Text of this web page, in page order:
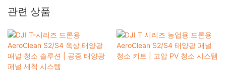
관련 상품